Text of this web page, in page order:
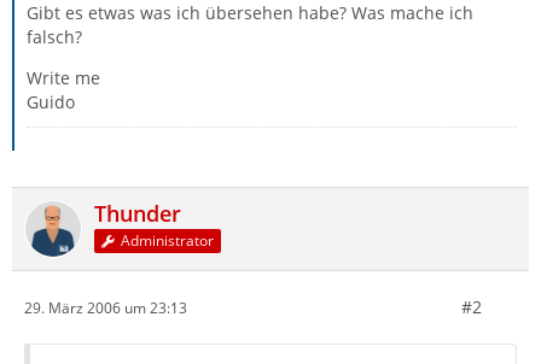
Gibt es etwas was ich übersehen habe? Was mache ich
falsch?
Write me
Guido
Thunder
Administrator
29. März 2006 um 23:13 #2